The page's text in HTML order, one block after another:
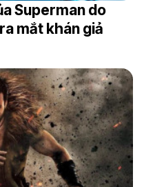
Superman do
mắt khán giả